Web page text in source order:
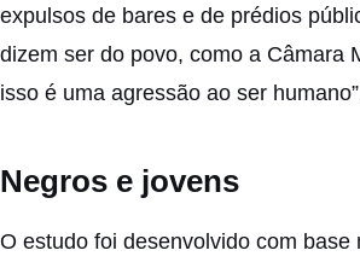
expulsos de bares e de prédios
dizem ser do povo, como a Câmara
isso é uma agressão ao ser
Negros e jovens
O estudo foi desenvolvido com base